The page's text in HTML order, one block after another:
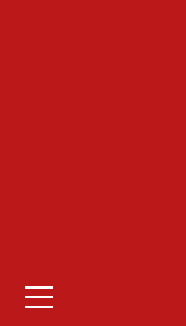
primario